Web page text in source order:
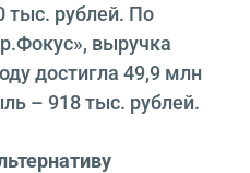
тыс. рублей. По
выручка
достигла 49,9 млн
– 918 тыс. рублей.